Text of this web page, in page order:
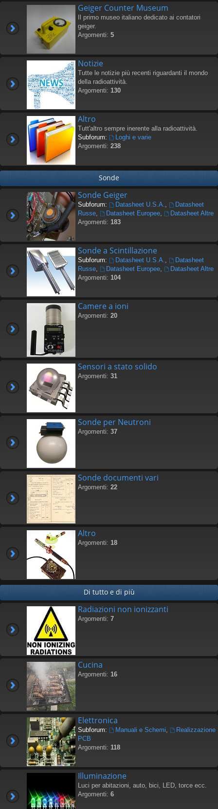
Geiger Counter Museum
Il primo museo italiano dedicato ai contatori
geiger.
Argomenti: 5
Notizie
Tutte le notizie più recenti riguardanti il mondo
della radioattività.
Argomenti: 130
Altro
Tutt'altro sempre inerente alla radioattività.
Subforum:
Loghi e varie
Argomenti: 238
Sonde
Sonde Geiger
Subforum: Datasheet U.S.A.,
Datasheet
Russe, Datasheet Europee,
Datasheet Altre
Argomenti: 183
Sonde a Scintillazione
Subforum: Datasheet U.S.A.,
Datasheet
Russe, Datasheet Europee,
Datasheet Altre
Argomenti: 104
Camere a ioni
Argomenti: 20
Sensori a stato solido
Argomenti: 31
Sonde per Neutroni
Argomenti: 37
Sonde documenti vari
Argomenti: 22
Altro
Argomenti: 18
Di tutto e di più
Radiazioni non ionizzanti
Argomenti: 7
Cucina
Argomenti: 16
Elettronica
Subforum: Manuali e Schemi,
Realizzazione
PCB
Argomenti: 118
Illuminazione
Luci per abitazioni, auto, bici, LED, torce ecc.
Argomenti: 6